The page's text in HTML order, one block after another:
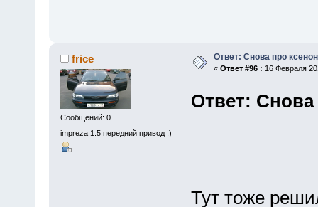
frice
Сообщений: 0
impreza 1.5 передний привод :)
Ответ: Снова про ксенон
« Ответ #96 : 16 Февраля
Ответ: Снова
Тут тоже